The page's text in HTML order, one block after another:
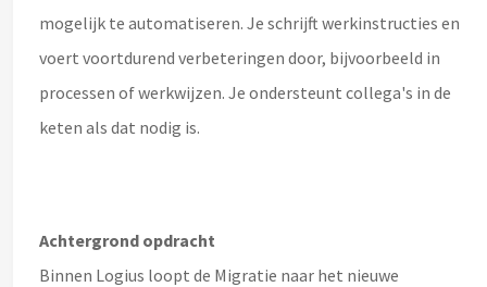
mogelijk te automatiseren. Je schrijft werkinstructies en
voert voortdurend verbeteringen door, bijvoorbeeld in
processen of werkwijzen. Je ondersteunt collega's in de
keten als dat nodig is.
Achtergrond opdracht
Binnen Logius loopt de Migratie naar het nieuwe